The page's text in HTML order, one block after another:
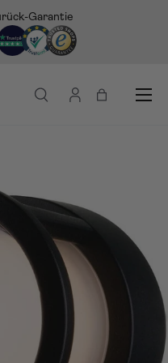
Garantie
Suche
Einloggen
Menü